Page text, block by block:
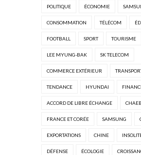
POLITIQUE ÉCONOMIE
CONSOMMATION TÉLÉCOM
FOOTBALL SPORT TOURISME
LEE MYUNG-BAK SK TELECOM
COMMERCE EXTÉRIEUR
TENDANCE HYUNDAI
ACCORD DE LIBRE ÉCHANGE
FRANCE ET CORÉE SAMSUNG
EXPORTATIONS CHINE
DÉFENSE ÉCOLOGIE